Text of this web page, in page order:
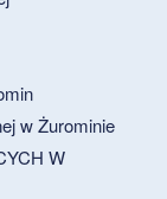
w Żurominie
W